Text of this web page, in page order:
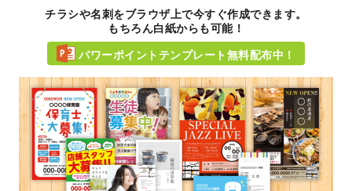
チラシや名刺をブラウザ上で今すぐ作成できます。
もちろん白紙からも可能！
パワーポイントテンプレート無料配布中！